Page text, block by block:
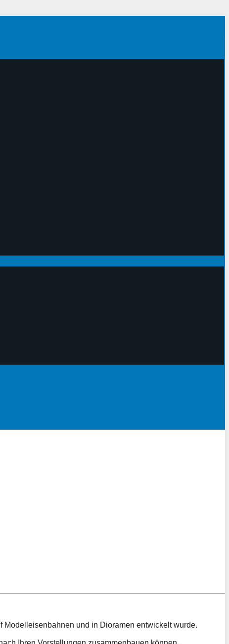
und in Dioramen entwickelt wurde.